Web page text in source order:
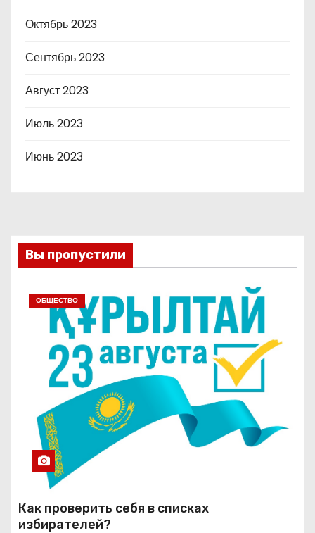
Октябрь 2023
Сентябрь 2023
Август 2023
Июль 2023
Июнь 2023
Вы пропустили
ОБЩЕСТВО
Как проверить себя в списках
избирателей?